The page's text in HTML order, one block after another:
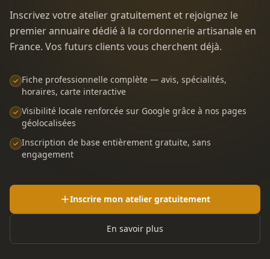
Inscrivez votre atelier gratuitement et rejoignez le
premier annuaire dédié à la cordonnerie artisanale en
France. Vos futurs clients vous cherchent déjà.
Fiche professionnelle complète — avis, spécialités,
horaires, carte interactive
Visibilité locale renforcée sur Google grâce à nos pages
géolocalisées
Inscription de base entièrement gratuite, sans
engagement
Inscrire mon atelier gratuitement
En savoir plus